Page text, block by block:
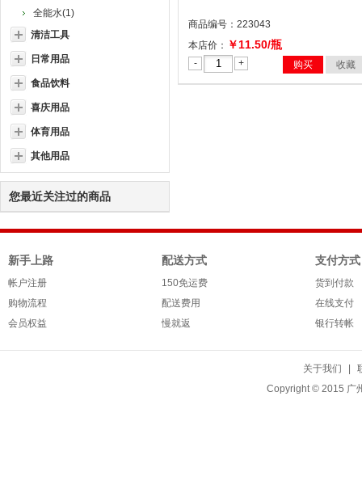
全能水(1)
清洁工具
日常用品
食品饮料
喜庆用品
体育用品
其他用品
您最近关注过的商品
商品编号：223043
本店价： ￥11.50/瓶
- + 购买 收藏
新手上路
帐户注册
购物流程
会员权益
配送方式
150免运费
配送费用
慢就返
支付方式
货到付款
在线支付
银行转帐
关于我们
Copyright © 2015 广